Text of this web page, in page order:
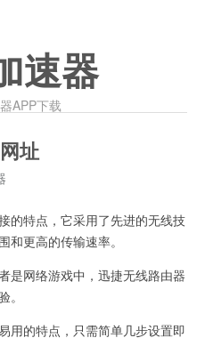
速器
APP下载
址
特点，它采用了先进的无线技
和更高的传输速率。
网络游戏中，迅捷无线路由器
。
的特点，只需简单几步设置即